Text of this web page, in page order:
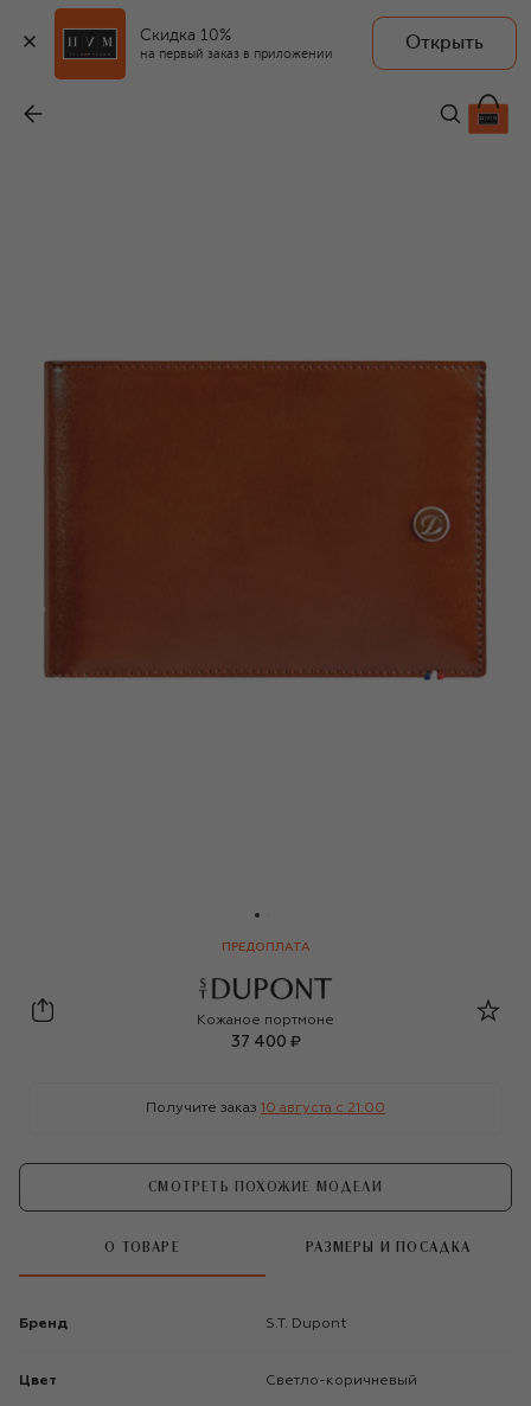
Скидка 10%
на первый заказ в приложении
Открыть
37 400 ₽
ПРЕДОПЛАТА
S.T. Dupont
Кожаное портмоне
37 400 ₽
Получите заказ 10 августа c 21:00
СМОТРЕТЬ ПОХОЖИЕ МОДЕЛИ
О ТОВАРЕ РАЗМЕРЫ И ПОСАДКА
Бренд S.T. Dupont
Цвет Светло-коричневый